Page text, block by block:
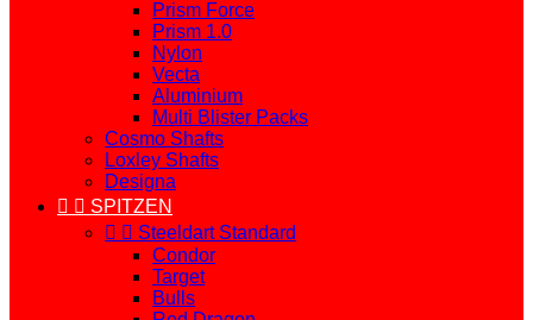
Prism Force
Prism 1.0
Nylon
Vecta
Aluminium
Multi Blister Packs
Cosmo Shafts
Loxley Shafts
Designa
  SPITZEN
  Steeldart Standard
Condor
Target
Bulls